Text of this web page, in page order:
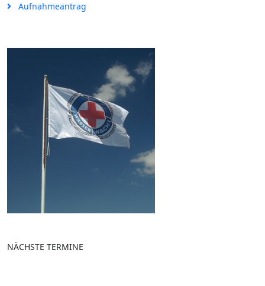
Aufnahmeantrag
NÄCHSTE TERMINE